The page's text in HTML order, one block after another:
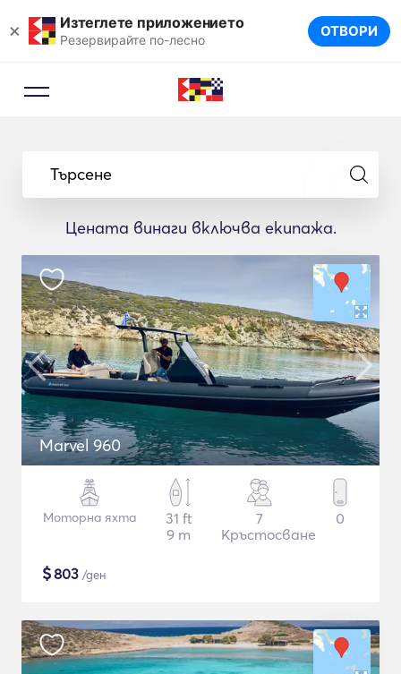
× Изтеглете приложението
Резервирайте по-лесно ОТВОРИ
Търсене
Цената винаги включва екипажа.
Marvel 960
Моторна яхта
31 ft
9 m
7
Кръстосване
0
$803 /ден